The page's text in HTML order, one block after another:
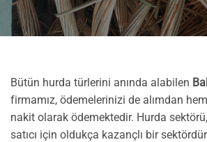
Bütün hurda türlerini anında alabilen
firmamız, ödemelerinizi de alımdan
nakit olarak ödemektedir. Hurda
satıcı için oldukça kazançlı bir